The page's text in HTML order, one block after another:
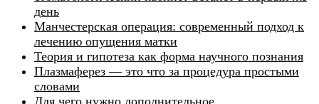
день
Манчестерская операция: современный подход к
лечению опущения матки
Теория и гипотеза как форма научного познания
Плазмаферез — это что за процедура простыми
словами
Для чего нужно дополнительное